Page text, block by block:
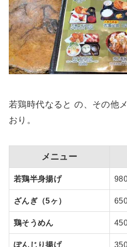
若鶏時代なると の、その他
おり。
メニュー
若鶏半身揚げ
ざんぎ（5ヶ）
鶏そうめん
ぽんじり揚げ